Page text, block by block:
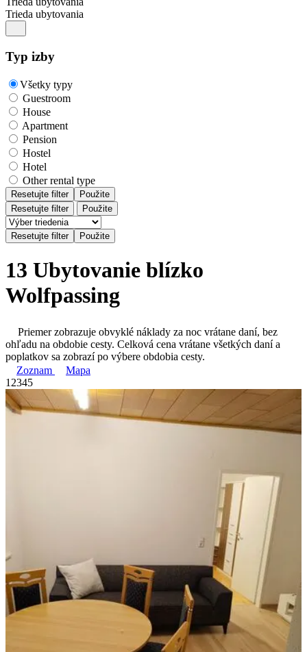
Trieda ubytovania
Typ izby
Všetky typy
Guestroom
House
Apartment
Pension
Hostel
Hotel
Other rental type
Resetujte filter
Použite
Resetujte filter
Použite
13 Ubytovanie blízko
Wolfpassing
Priemer zobrazuje obvyklé náklady za noc vrátane daní, bez
ohľadu na obdobie cesty. Celková cena vrátane všetkých daní a
poplatkov sa zobrazí po výbere obdobia cesty.
Zoznam
Mapa
1 2345